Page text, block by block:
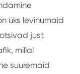
üks levinumaid
just
millal
suuremaid